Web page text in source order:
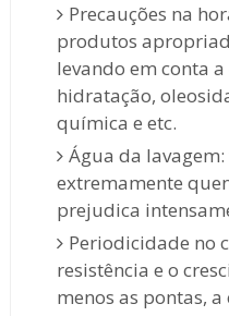
Precauções na
produtos
levando em conta
hidratação,
química e etc.
Água da
extremamente
prejudica
Periodicidade no
resistência e o
menos as pontas, a